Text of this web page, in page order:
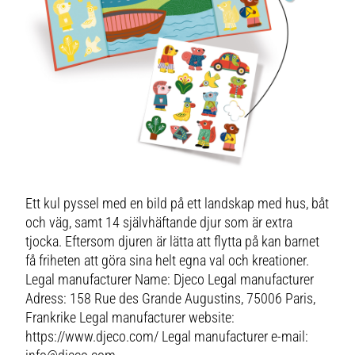
Ett kul pyssel med en bild på ett landskap med hus, båt
och väg, samt 14 självhäftande djur som är extra
tjocka. Eftersom djuren är lätta att flytta på kan barnet
få friheten att göra sina helt egna val och kreationer.
Legal manufacturer Name: Djeco Legal manufacturer
Adress: 158 Rue des Grande Augustins, 75006 Paris,
Frankrike Legal manufacturer website:
https://www.djeco.com/ Legal manufacturer e-mail: